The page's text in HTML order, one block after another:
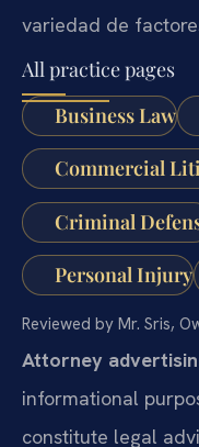
variedad de
All practice pages
Business Law
Commercial
Criminal
Personal Injury
Reviewed by Mr. Sris,
Attorney
informational
constitute legal